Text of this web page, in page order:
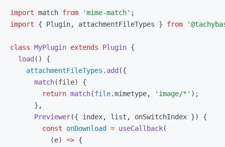
import match from 'mime-match' ;
import { Plugin, attachmentFileTypes } from
class MyPlugin extends Plugin {
  load
() {
    attachmentFileTypes
.add ({
      match
(file) {
        return
match(file.mimetype, 'image/*' );
      }
,
      Previewer
({ index, list ,
onSwitchIndex }) {
        const
onDownload = useCallback(
          (e)
=> {